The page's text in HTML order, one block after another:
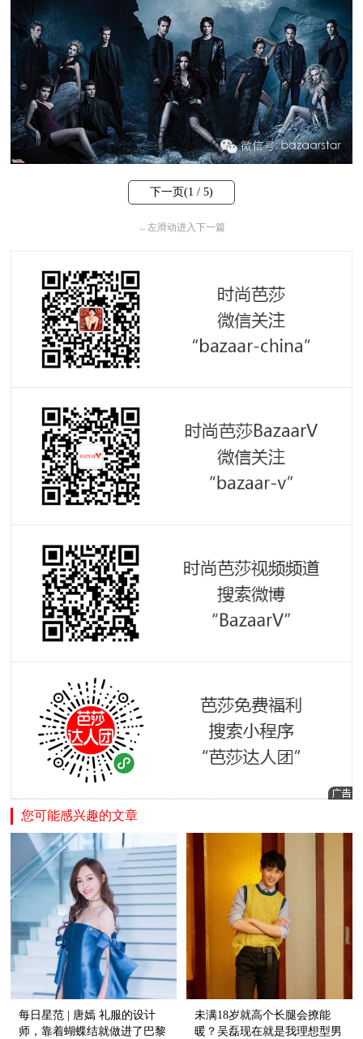
下一页(1 / 5)
← 左滑动进入下一篇
您可能感兴趣的文章
每日星范 | 唐嫣 礼服的设计
师，靠着蝴蝶结就做进了巴黎
未满18岁就高个长腿会撩能
暖？吴磊现在就是我理想型男